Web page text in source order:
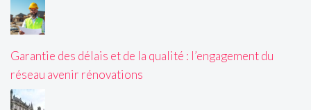
Garantie des délais et de la qualité : l’engagement du
réseau avenir rénovations